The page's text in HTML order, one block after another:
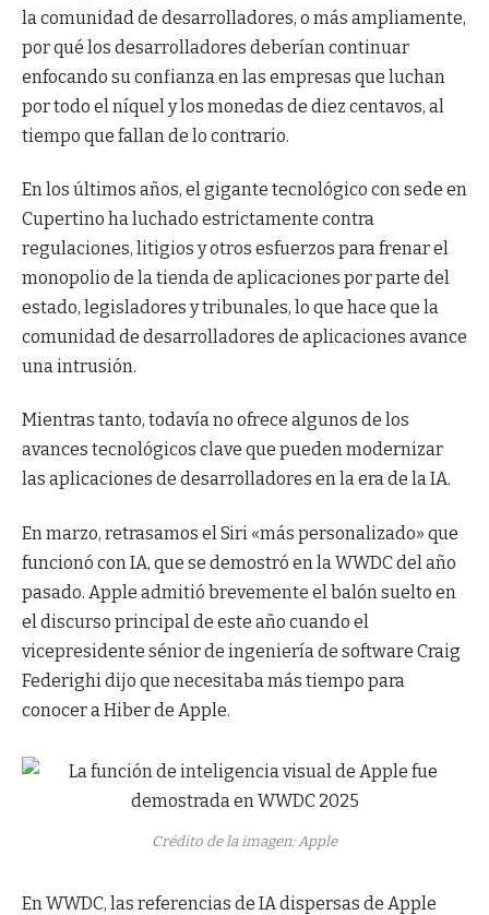
la comunidad de desarrolladores, o más ampliamente,
por qué los desarrolladores deberían continuar
enfocando su confianza en las empresas que luchan
por todo el níquel y los monedas de diez centavos, al
tiempo que fallan de lo contrario.
En los últimos años, el gigante tecnológico con sede en
Cupertino ha luchado estrictamente contra
regulaciones, litigios y otros esfuerzos para frenar el
monopolio de la tienda de aplicaciones por parte del
estado, legisladores y tribunales, lo que hace que la
comunidad de desarrolladores de aplicaciones avance
una intrusión.
Mientras tanto, todavía no ofrece algunos de los
avances tecnológicos clave que pueden modernizar
las aplicaciones de desarrolladores en la era de la IA.
En marzo, retrasamos el Siri «más personalizado» que
funcionó con IA, que se demostró en la WWDC del año
pasado. Apple admitió brevemente el balón suelto en
el discurso principal de este año cuando el
vicepresidente sénior de ingeniería de software Craig
Federighi dijo que necesitaba más tiempo para
conocer a Hiber de Apple.
Crédito de la imagen: Apple
En WWDC, las referencias de IA dispersas de Apple